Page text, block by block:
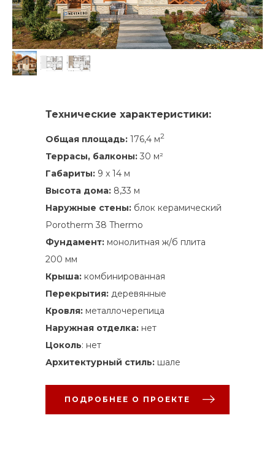
Технические характеристики:
Общая площадь: 176,4 м2
Террасы, балконы: 30 м²
Габариты: 9 x 14 м
Высота дома: 8,33 м
Наружные стены: блок керамический
Porotherm 38 Thermo
Фундамент: монолитная ж/б плита
200 мм
Крыша: комбинированная
Перекрытия: деревянные
Кровля: металлочерепица
Наружная отделка: нет
Цоколь: нет
Архитектурный стиль: шале
ПОДРОБНЕЕ О ПРОЕКТЕ